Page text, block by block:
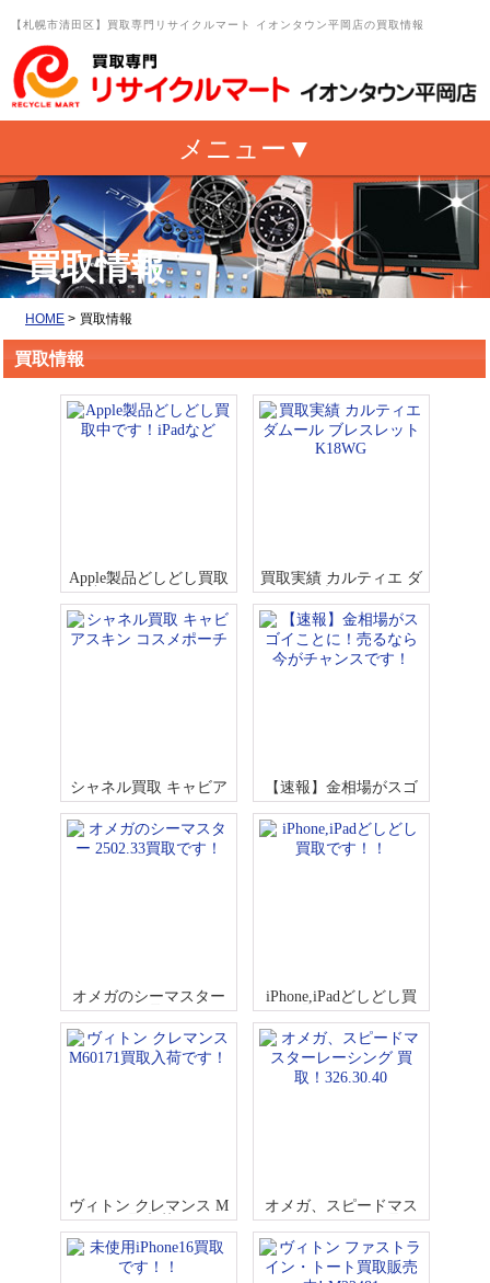
【札幌市清田区】買取専門リサイクルマート イオンタウン平岡店の買取情報
買取情報
HOME > 買取情報
買取情報
Apple製品どしどし買取
中です！iPadなど
買取実績 カルティエ ダ
ムール ブレスレット K
18WG
シャネル買取 キャビア
スキン コスメポーチ
【速報】金相場がスゴ
イことに！売るなら今
がチャンスです！
オメガのシーマスター
2502.33買取です！
iPhone,iPadどしどし買
取です！！
ヴィトン クレマンス M
60171買取入荷です！
オメガ、スピードマス
ターレーシング 買取！
326.30.40